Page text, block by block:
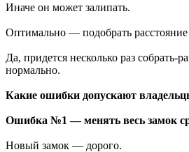
Иначе он может залипать.
Оптимально — подобрать расстояние
Да, придется несколько раз собрать-
нормально.
Какие ошибки допускают
Ошибка №1 — менять весь замок
Новый замок — дорого.